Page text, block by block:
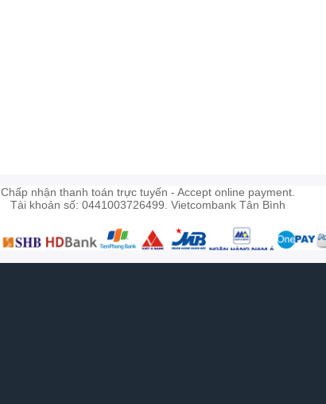
Chấp nhận thanh toán trực tuyến - Accept online payment.
Tài khoản số: 0441003726499. Vietcombank Tân Bình